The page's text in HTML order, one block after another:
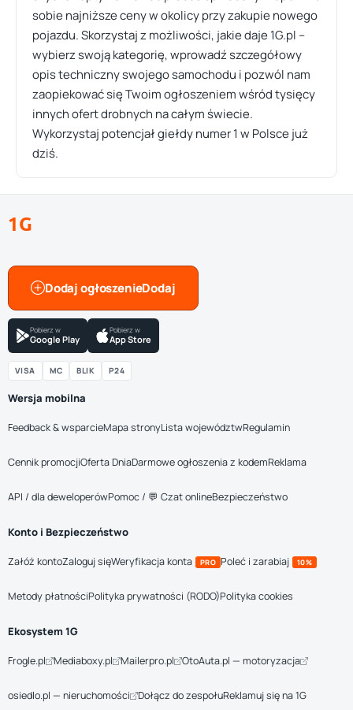
sobie najniższe ceny w okolicy przy zakupie nowego
pojazdu. Skorzystaj z możliwości, jakie daje 1G.pl –
wybierz swoją kategorię, wprowadź szczegółowy
opis techniczny swojego samochodu i pozwól nam
zaopiekować się Twoim ogłoszeniem wśród tysięcy
innych ofert drobnych na całym świecie.
Wykorzystaj potencjał giełdy numer 1 w Polsce już
dziś.
1G
Dodaj ogłoszenie
Pobierz w
Google Play
Pobierz w
App Store
VISA MC BLIK P24
Wersja mobilna
Feedback & wsparcieMapa stronyLista województwRegulamin
Cennik promocjiOferta DniaDarmowe ogłoszenia z kodemReklama
API / dla deweloperówPomoc / 💬 Czat onlineBezpieczeństwo
Konto i Bezpieczeństwo
Załóż kontoZaloguj sięWeryfikacja konta PRO Poleć i zarabiaj 10%
Metody płatnościPolityka prywatności (RODO)Polityka cookies
Ekosystem 1G
Frogle.pl Mediaboxy.pl Mailerpro.pl OtoAuta.pl — motoryzacja
osiedlo.pl — nieruchomości Dołącz do zespołuReklamuj się na 1G